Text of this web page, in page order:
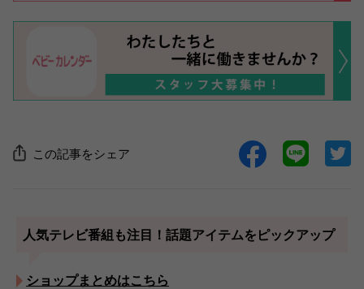
この記事をシェア
人気テレビ番組も注目！話題アイテムをピックアップ
ショップまとめはこちら